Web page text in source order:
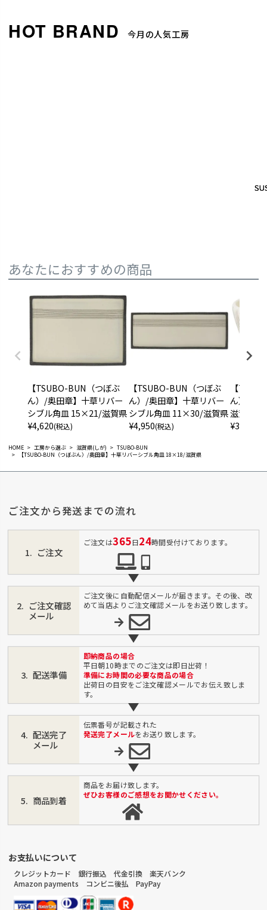
HOME 工房から選ぶ 滋賀県(しが)
TSUBO-BUN
【TSUBO-BUN（つぼぶん）/奥田章】十草リバーシブル角皿 18×18/滋賀県
今月の人気工房
あなたにおすすめの商品
【TSUBO-BUN（つぼぶ
ん）/奥田章】十草リバー
シブル角皿 15×21/滋賀県
¥4,620(税込)
【TSUBO-BUN（つぼぶ
ん）/奥田章】十草リバー
シブル角皿 11×30/滋賀県
¥4,950(税込)
【
ん）/奥
滋賀県
¥3,520
ご注文から発送までの流れ
ご注文
ご注文は365日24時間受付けております。
ご注文確認
メール
ご注文後に自動配信メールが届きます。その後、改
めて当店よりご注文確認メールをお送り致します。
配送準備
即納商品の場合
平日朝10時までのご注文は即日出荷！
準備にお時間の必要な商品の場合
出荷日の目安をご注文確認メールでお伝え致しま
す。
配送完了
メール
伝票番号が記載された
発送完了メールをお送り致します。
商品到着
商品をお届け致します。
ぜひお客様のご感想をお聞かせください。
お支払いについて
クレジットカード 銀行振込 代金引換 楽天バンク
Amazon payments コンビニ後払 PayPay